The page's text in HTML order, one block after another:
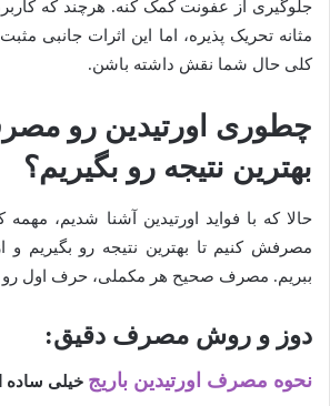
مثانه تحریک پذیره، اما این اثرات جانبی
کلی حال شما نقش داشته باشن.
چطوری اورتیدین رو
بهترین نتیجه رو بگیریم؟
حالا که با فواید اورتیدین آشنا شدیم،
مصرفش کنیم تا بهترین نتیجه رو بگیریم و
ببریم. مصرف صحیح هر مکملی، حرف اول رو
دوز و روش مصرف دقیق:
نحوه مصرف اورتیدین باریج خیلی